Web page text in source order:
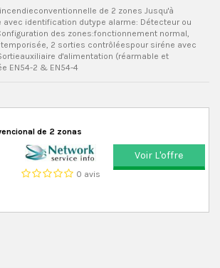
de 2 zones Jusqu'à
avec identification dutype alarme: Détecteur ou
des zones:fonctionnement normal,
2 sorties contrôléespour siréne avec
d'alimentation (réarmable et
EN54-2 & EN54-4
de 2 zonas
0 avis
Voir L'offre